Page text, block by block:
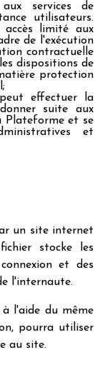
services de
utilisateurs.
accès limité aux
de l'exécution
contractuelle
dispositions de
protection
effectuer la
suite aux
Plateforme et se
et
un site internet
stocke les
et des
l'internaute.
à l'aide du même
pourra utiliser
au site.